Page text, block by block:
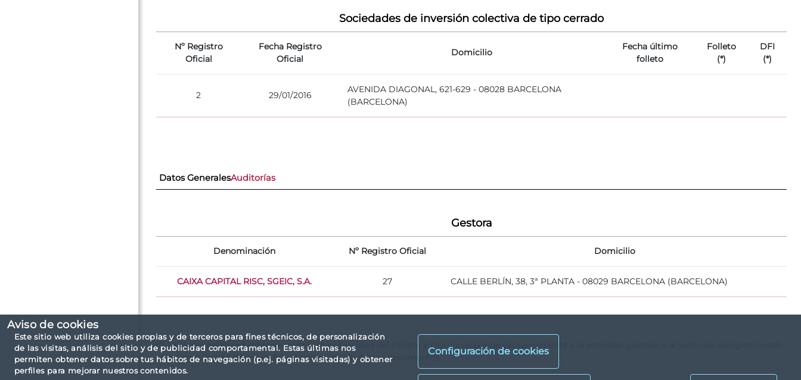
Aviso de cookies
Este sitio web utiliza cookies propias y de terceros para fines técnicos, de personalización
de las visitas, análisis del sitio y de publicidad comportamental. Estas últimas nos
permiten obtener datos sobre tus hábitos de navegación (p.ej. páginas visitadas) y obtener
perfiles para mejorar nuestros contenidos.
Configuración de cookies
Sociedades de inversión colectiva de tipo cerrado
Nº Registro
Oficial
Fecha Registro
Oficial
Domicilio
Fecha último
folleto
Folleto
(*)
DFI
(*)
2 29/01/2016
AVENIDA DIAGONAL, 621-629 - 08028 BARCELONA
(BARCELONA)
Datos GeneralesAuditorías
Gestora
Denominación Nº Registro Oficial Domicilio
CAIXA CAPITAL RISC, SGEIC, S.A. 27 CALLE BERLÍN, 38, 3ª PLANTA - 08029 BARCELONA (BARCELONA)
(*) La responsabilidad sobre el contenido y veracidad del Folleto y DFI corresponde exclusivamente a la sociedad gestora, o al vehículo autogestionado
en su caso. La CNMV no verifica el contenido de dichos documentos.